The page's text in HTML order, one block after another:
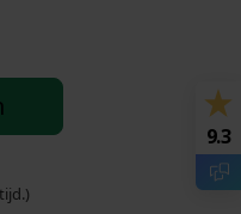
9.3